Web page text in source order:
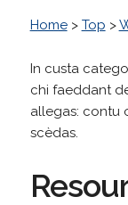
Home> Top >
In custa
chi faeddant
allegas: contu
scèdas.